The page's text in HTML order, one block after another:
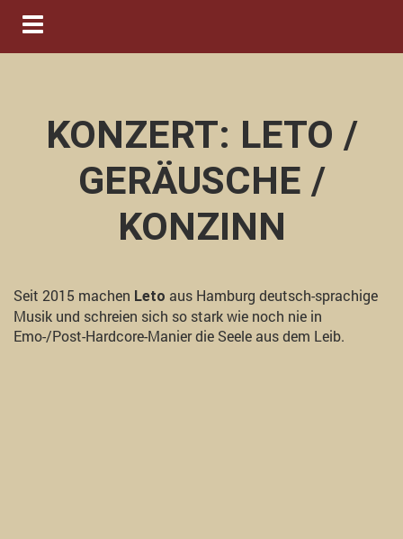
Navigation ein-/ausblenden
KONZERT: LETO /
GERÄUSCHE /
KONZINN
Seit 2015 machen Leto aus Hamburg deutsch-sprachige
Musik und schreien sich so stark wie noch nie in
Emo-/Post-Hardcore-Manier die Seele aus dem Leib.